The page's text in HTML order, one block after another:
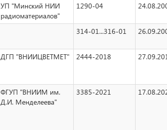
УП "Минский НИИ
радиоматериалов"
1290-04
314-01...316-01
ДГП "ВНИИЦВЕТМЕТ" 2444-2018
ФГУП "ВНИИМ им.
Д.И. Менделеева"
3385-2021